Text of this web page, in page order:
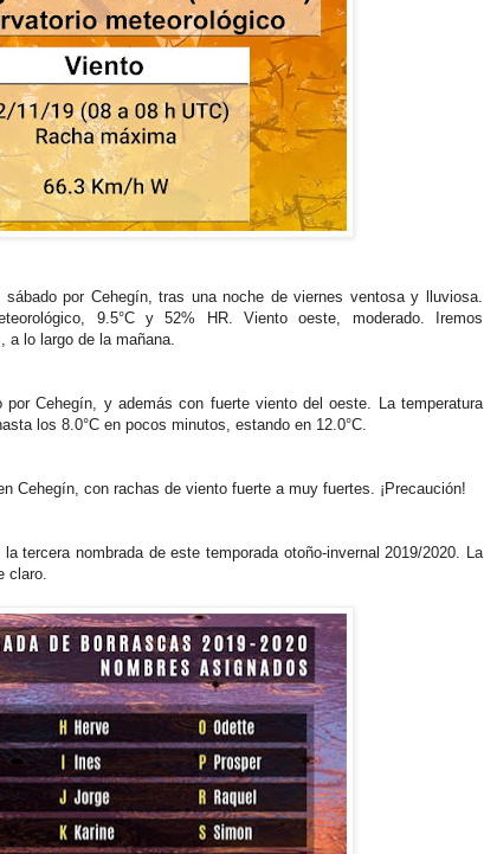
por Cehegín, tras una noche de viernes ventosa y lluviosa.
9.5°C y 52% HR. Viento oeste, moderado. Iremos
a lo largo de la mañana.
por Cehegín, y además con fuerte viento del oeste. La temperatura
los 8.0°C en pocos minutos, estando en 12.0°C.
Cehegín, con rachas de viento fuerte a muy fuertes. ¡Precaución!
tercera nombrada de este temporada otoño-invernal 2019/2020. La
claro.